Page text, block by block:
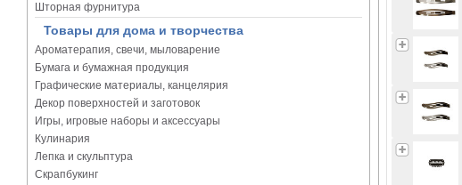
Шторная фурнитура
Товары для дома и творчества
Ароматерапия, свечи, мыловарение
Бумага и бумажная продукция
Графические материалы, канцелярия
Декор поверхностей и заготовок
Игры, игровые наборы и аксессуары
Кулинария
Лепка и скульптура
Скрапбукинг